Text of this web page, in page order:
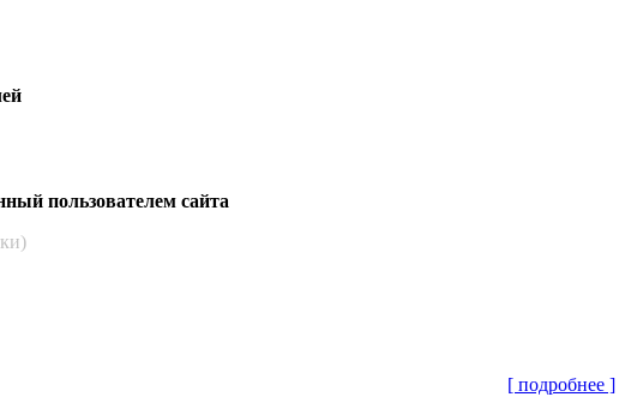
пользователем сайта
[ подробнее ]